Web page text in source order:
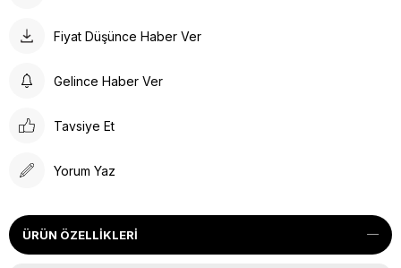
Fiyat Düşünce Haber Ver
Gelince Haber Ver
Tavsiye Et
Yorum Yaz
ÜRÜN ÖZELLIKLERI